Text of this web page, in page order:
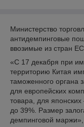
Министерство
антидемпинговые
ввозимые из стран
«С 17 декабря при
территорию Китая
таможенного органа
для европейских
товара, для
до 39%. Размер
демпинговой